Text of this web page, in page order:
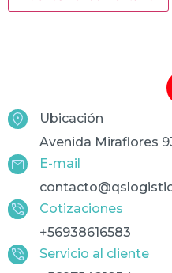
Avenida Miraflores
Ubicación
E-mail
+56938616583
Cotizaciones
Servicio al cliente